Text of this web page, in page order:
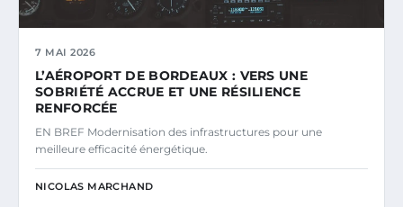
7 MAI 2026
L’AÉROPORT DE BORDEAUX : VERS UNE
SOBRIÉTÉ ACCRUE ET UNE RÉSILIENCE
RENFORCÉE
EN BREF Modernisation des infrastructures pour une
meilleure efficacité énergétique.
NICOLAS MARCHAND